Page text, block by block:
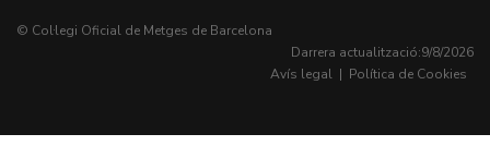
© Col·legi Oficial de Metges de Barcelona
Darrera actualització:9/8/2026
Avís legal | Política de Cookies